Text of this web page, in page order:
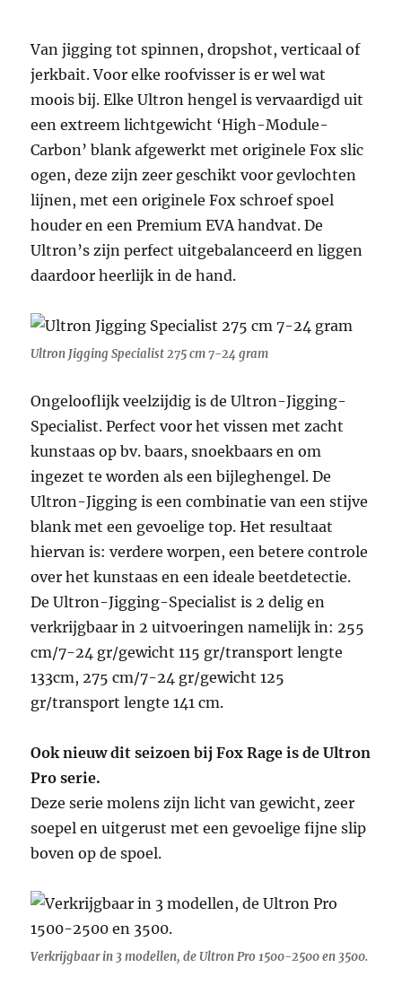
Van jigging tot spinnen, dropshot, verticaal of
jerkbait. Voor elke roofvisser is er wel wat
moois bij. Elke Ultron hengel is vervaardigd uit
een extreem lichtgewicht ‘High-Module-
Carbon’ blank afgewerkt met originele Fox slic
ogen, deze zijn zeer geschikt voor gevlochten
lijnen, met een originele Fox schroef spoel
houder en een Premium EVA handvat. De
Ultron’s zijn perfect uitgebalanceerd en liggen
daardoor heerlijk in de hand.
Ultron Jigging Specialist 275 cm 7-24 gram
Ongelooflijk veelzijdig is de Ultron-Jigging-
Specialist. Perfect voor het vissen met zacht
kunstaas op bv. baars, snoekbaars en om
ingezet te worden als een bijleghengel. De
Ultron-Jigging is een combinatie van een stijve
blank met een gevoelige top. Het resultaat
hiervan is: verdere worpen, een betere controle
over het kunstaas en een ideale beetdetectie.
De Ultron-Jigging-Specialist is 2 delig en
verkrijgbaar in 2 uitvoeringen namelijk in: 255
cm/7-24 gr/gewicht 115 gr/transport lengte
133cm, 275 cm/7-24 gr/gewicht 125
gr/transport lengte 141 cm.
Ook nieuw dit seizoen bij Fox Rage is de Ultron
Pro serie.
Deze serie molens zijn licht van gewicht, zeer
soepel en uitgerust met een gevoelige fijne slip
boven op de spoel.
Verkrijgbaar in 3 modellen, de Ultron Pro 1500-2500 en 3500.